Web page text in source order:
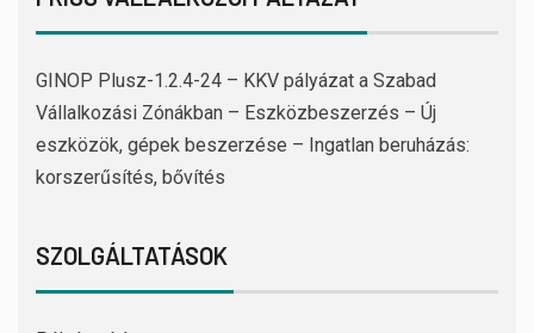
GINOP Plusz-1.2.4-24 – KKV pályázat a Szabad
Vállalkozási Zónákban – Eszközbeszerzés – Új
eszközök, gépek beszerzése – Ingatlan beruházás:
korszerűsítés, bővítés
SZOLGÁLTATÁSOK